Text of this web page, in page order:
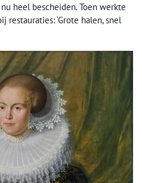
heel bescheiden. Toen werkte
‘Grote halen, snel